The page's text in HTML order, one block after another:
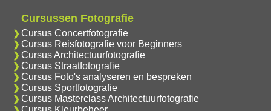
Cursussen Fotografie
Cursus Concertfotografie
Cursus Reisfotografie voor Beginners
Cursus Architectuurfotografie
Cursus Straatfotografie
Cursus Foto's analyseren en bespreken
Cursus Sportfotografie
Cursus Masterclass Architectuurfotografie